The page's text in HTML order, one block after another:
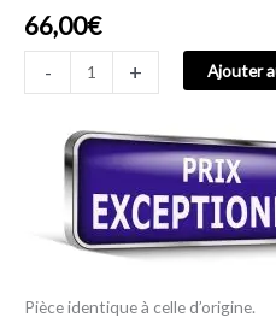
66,00€
- + Ajouter
Pièce identique à celle d’origine.